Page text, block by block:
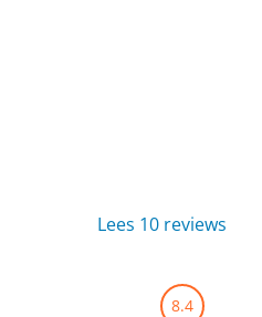
Lees 10 reviews
8.4